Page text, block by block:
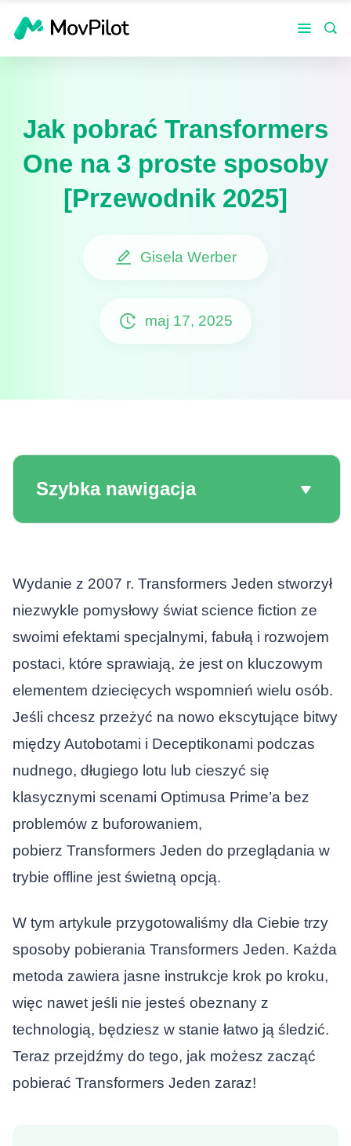
Jak pobrać Transformers
One na 3 proste sposoby
[Przewodnik 2025]
Gisela Werber
maj 17, 2025
Szybka nawigacja
Wydanie z 2007 r. Transformers Jeden stworzył
niezwykle pomysłowy świat science fiction ze
swoimi efektami specjalnymi, fabułą i rozwojem
postaci, które sprawiają, że jest on kluczowym
elementem dziecięcych wspomnień wielu osób.
Jeśli chcesz przeżyć na nowo ekscytujące bitwy
między Autobotami i Deceptikonami podczas
nudnego, długiego lotu lub cieszyć się
klasycznymi scenami Optimusa Prime’a bez
problemów z buforowaniem,
pobierz Transformers Jeden do przeglądania w
trybie offline jest świetną opcją.
W tym artykule przygotowaliśmy dla Ciebie trzy
sposoby pobierania Transformers Jeden. Każda
metoda zawiera jasne instrukcje krok po kroku,
więc nawet jeśli nie jesteś obeznany z
technologią, będziesz w stanie łatwo ją śledzić.
Teraz przejdźmy do tego, jak możesz zacząć
pobierać Transformers Jeden zaraz!